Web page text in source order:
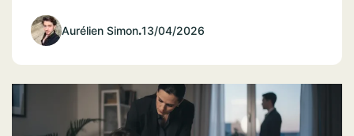
Aurélien Simon.13/04/2026